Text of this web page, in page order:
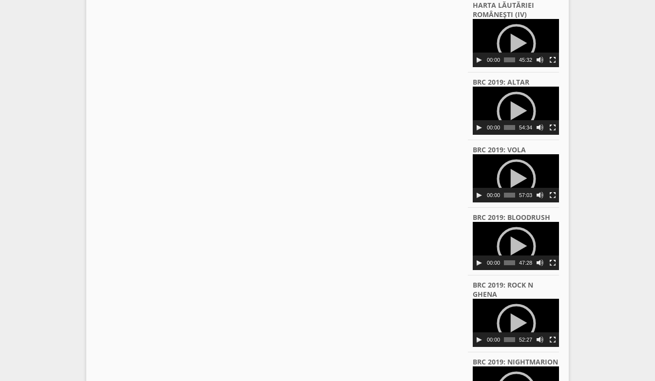
HARTA LĂUTĂRIEI
ROMÂNEŞTI (IV)
00:00 45:32
BRC 2019: ALTAR
00:00 54:34
BRC 2019: VOLA
00:00 57:03
BRC 2019: BLOODRUSH
00:00 47:28
BRC 2019: ROCK N
GHENA
00:00 52:27
BRC 2019: NIGHTMARION